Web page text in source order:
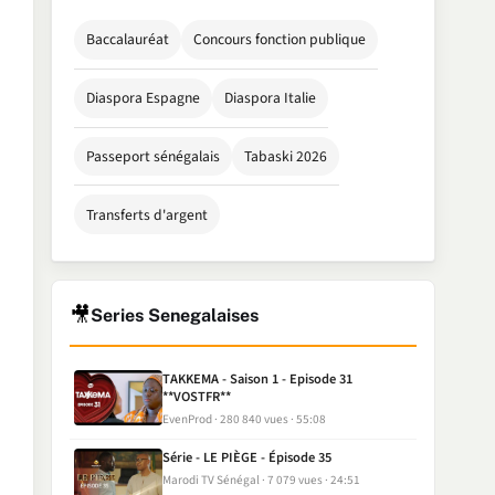
Baccalauréat Concours fonction publique
Diaspora Espagne Diaspora Italie
Passeport sénégalais Tabaski 2026
Transferts d'argent
🎥Series Senegalaises
TAKKEMA - Saison 1 - Episode 31
**VOSTFR**
EvenProd 280 840 vues 55:08
Série - LE PIÈGE - Épisode 35
Marodi TV Sénégal 7 079 vues 24:51